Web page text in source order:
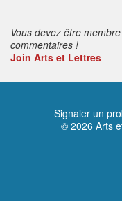
Vous devez être
commentaires !
Join Arts et Lettres
Signaler un
© 2026 Arts